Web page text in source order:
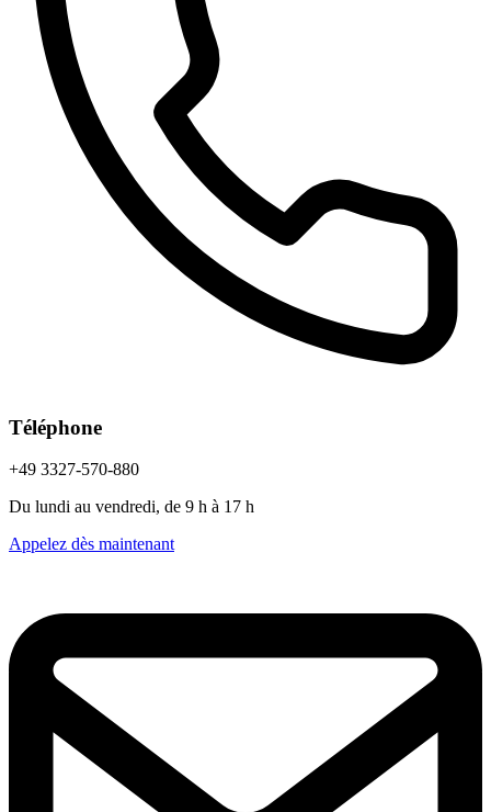
Téléphone
+49 3327-570-880
Du lundi au vendredi, de 9 h à 17 h
Appelez dès maintenant